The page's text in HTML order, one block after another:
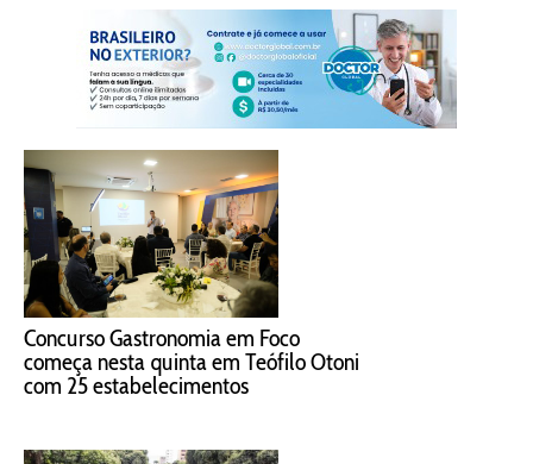
Concurso Gastronomia em Foco
começa nesta quinta em Teófilo Otoni
com 25 estabelecimentos